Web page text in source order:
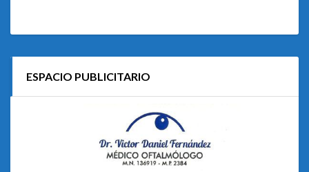
ESPACIO PUBLICITARIO